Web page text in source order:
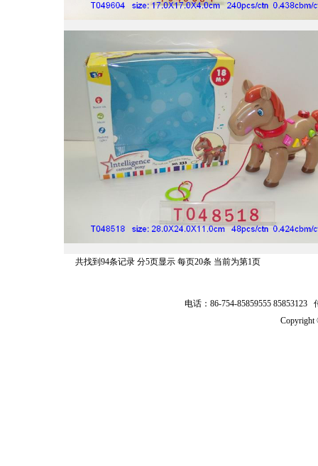
共找到94条记录 分5页显示 每页20条 当前为第1页
电话：86-754-85859555 85853123
Copyright